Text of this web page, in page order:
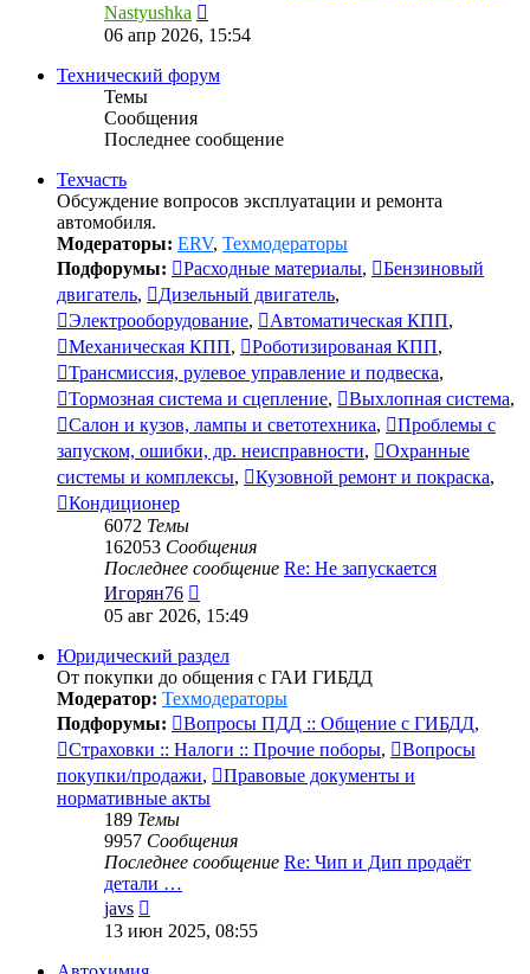
Nastyushka
к
сообщению
06 апр 2026, 15:54
Технический форум
Темы
Сообщения
Последнее сообщение
Техчасть
Обсуждение вопросов эксплуатации и ремонта
автомобиля.
Модераторы: ERV, Техмодераторы
Подфорумы:
Расходные материалы,
Бензиновый
двигатель, Дизельный двигатель,
Электрооборудование, Автоматическая КПП,
Механическая КПП, Роботизированая КПП,
Трансмиссия, рулевое управление и подвеска,
Тормозная система и сцепление, Выхлопная система,
Салон и кузов, лампы и светотехника,
Проблемы с
запуском, ошибки, др. неисправности,
Охранные
системы и комплексы, Кузовной ремонт и покраска,
Кондиционер
6072 Темы
162053 Сообщения
Последнее сообщение Re: Не запускается
Игорян76
к
сообщению
05 авг 2026, 15:49
Юридический раздел
От покупки до общения с ГАИ ГИБДД
Модератор: Техмодераторы
Подфорумы:
Вопросы ПДД :: Общение с ГИБДД,
Страховки :: Налоги :: Прочие поборы,
Вопросы
покупки/продажи,
Правовые документы и
нормативные акты
189 Темы
9957 Сообщения
Последнее сообщение Re: Чип и Дип продаёт
детали …
javs
к
13 июн 2025, 08:55